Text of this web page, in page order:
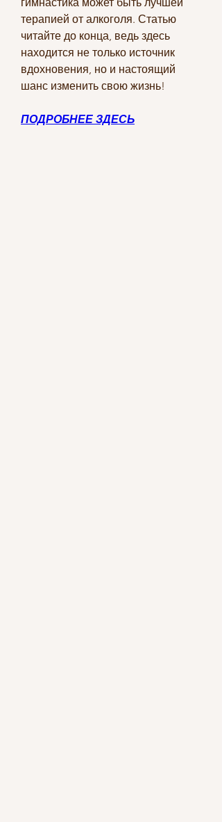
терапией от алкоголя. Статью
читайте до конца, ведь здесь
находится не только источник
вдохновения, но и настоящий
шанс изменить свою жизнь!
ПОДРОБНЕЕ ЗДЕСЬ